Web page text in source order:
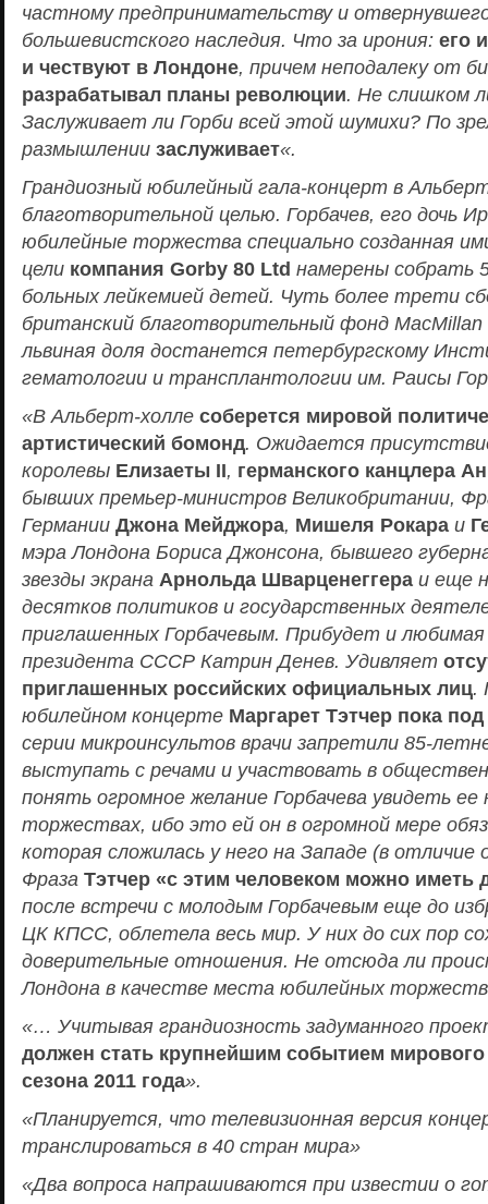
частному предпринимательству и
большевистского наследия. Что за ирония: его
и чествуют в Лондоне, причем неподалеку от
разрабатывал планы революции. Не слишком
Заслуживает ли Горби всей этой шумихи? По
размышлении заслуживает«.
Грандиозный юбилейный гала-концерт в
благотворительной целью. Горбачев, его дочь
юбилейные торжества специально созданная
цели компания Gorby 80 Ltd намерены собрать
больных лейкемией детей. Чуть более трети
британский благотворительный фонд MacMillan
львиная доля достанется петербургскому
гематологии и трансплантологии им. Раисы
«В Альберт-холле соберется мировой
артистический бомонд. Ожидается
королевы Елизаеты II, германского канцлера
бывших премьер-министров Великобритании,
Германии Джона Мейджора, Мишеля Рокара и
мэра Лондона Бориса Джонсона, бывшего
звезды экрана Арнольда Шварценеггера и еще
десятков политиков и государственных
приглашенных Горбачевым. Прибудет и любимая
президента СССР Катрин Денев. Удивляет
приглашенных российских официальных лиц.
юбилейном концерте Маргарет Тэтчер пока
серии микроинсультов врачи запретили 85-
выступать с речами и участвовать в
понять огромное желание Горбачева увидеть
торжествах, ибо это ей он в огромной мере
которая сложилась у него на Западе (в отличие
Фраза Тэтчер «с этим человеком можно иметь
после встречи с молодым Горбачевым еще до
ЦК КПСС, облетела весь мир. У них до сих пор
доверительные отношения. Не отсюда ли
Лондона в качестве места юбилейных
«… Учитывая грандиозность задуманного
должен стать крупнейшим событием
сезона 2011 года».
«Планируется, что телевизионная версия
транслироваться в 40 стран мира»
«Два вопроса напрашиваются при известии о